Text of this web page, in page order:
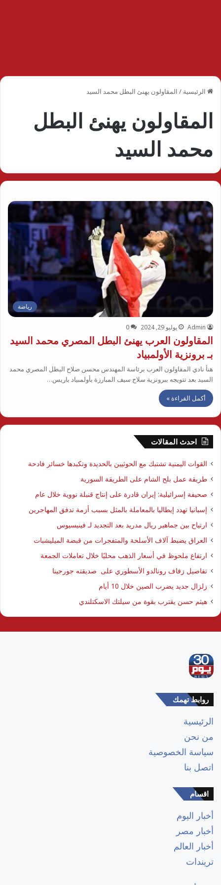
الرئيسية / المقاولون يهنئ البطل محمد السيد
المقاولون يهنئ البطل
محمد السيد
رياضة
Admin يوليو 29, 2024 0
المقاولون العرب يهنئ البطل المصري محمد السيد
بـ برونزية الأولمبياد
هنأ نادي المقاولون العرب برئاسة المهندس محسن صلاح البطل المصري محمد
السيد بعد تتويجه ببرونزية سلاح سيف المبارزة بأولمبياد باريس…
أكمل القراءة »
احدث المقالات
القوات اليمنية تشتبك مع الحوثيين بالحديدة وتكبدها خسائر فادحة
طريقة عمل بلح الشام على الطريقة السورية
صحيفة إسرائيلية: إيران قادرة على إنتاج قنبلة نووية خلال عام
إسبانيا تهدد إيطاليا بالمعاملة بالمثل بسبب أزمة تدفق المهاجرين
ارتياح بين جماهير ريال مدريد بعد التجديد لـ فينيسيوس
العراق يضبط آلاف الأسلحة والمتفجرات من قبضة الميليشبات
ارتفاع ملحوظ في أسعار الذهب محليًا خلال تعاملات الجمعة
تفاصيل زفاف رونالدو الأسطوري على صديقته جورجينا
زلزال جديد يضرب الصين خلال 10 أيام
هيثم حسن يقترب بقوة من سيلتك الاسكتلندي
روابط تهمك
الرئيسية
من نحن
سياسة الخصوصية
اتصل بنا
اقسام
أخبار اليوم
أخبار مصر
أخبار العالم
تريندات